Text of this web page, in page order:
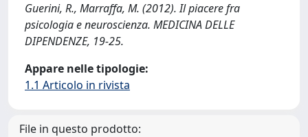
Guerini, R., Marraffa, M. (2012). Il piacere fra
psicologia e neuroscienza. MEDICINA DELLE
DIPENDENZE, 19-25.
Appare nelle tipologie:
1.1 Articolo in rivista
File in questo prodotto: